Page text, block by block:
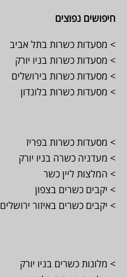
חיפושים נפוצים
> מסעדות כשרות בתל אביב
> מסעדות כשרות בניו יורק
> מסעדות כשרות בירושלים
> מסעדות כשרות בלונדון
> מסעדות כשרות בפריז
> מעדניה כשרה בניו יורק
> המלצות ליין כשר
> יקבים כשרים בצפון
> יקבים כשרים באיזור ירושלים
> מלונות כשרים בניו יורק